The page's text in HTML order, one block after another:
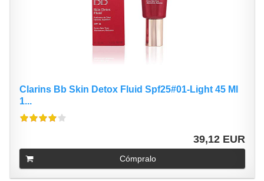
Clarins Bb Skin Detox Fluid Spf25#01-Light 45 Ml
1...
39,12 EUR
Cómpralo